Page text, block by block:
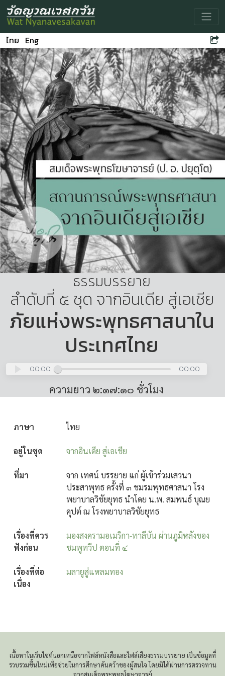
ไทย Eng
ธรรมบรรยาย
ลำดับที่ ๕ ชุด จากอินเดีย สู่เอเชีย
ภัยแห่งพระพุทธศาสนาใน
ประเทศไทย
00:00 00:00
ความยาว ๒:๑๗:๑๐ ชั่วโมง
ภาษา ไทย
อยู่ในชุด จากอินเดีย สู่เอเชีย
ที่มา
จาก เทศน์ บรรยาย แก่ ผู้เข้าร่วมเสวนา
ประสาพุทธ ครั้งที่ ๓ ชมรมพุทธศาสนา โรง
พยาบาลวิชัยยุทธ นำโดย น.พ. สมพนธ์ บุณย
คุปต์ ณ โรงพยาบาลวิชัยยุทธ
เรื่องที่ควร
ฟังก่อน
มองสงครามอเมริกา-ทาลีบัน ผ่านภูมิหลังของ
ชมพูทวีป ตอนที่ ๔
เรื่องที่ต่อ
เนื่อง
มลายูสู่แหลมทอง
เนื้อหาในเว็บไซต์นอกเหนือจากไฟล์หนังสือและไฟล์เสียงธรรมบรรยาย เป็นข้อมูลที่
รวบรวมขึ้นใหม่เพื่อช่วยในการศึกษาค้นคว้าของผู้สนใจ โดยมิได้ผ่านการตรวจทาน
จากสมเด็จพระพุทธโฆษาจารย์